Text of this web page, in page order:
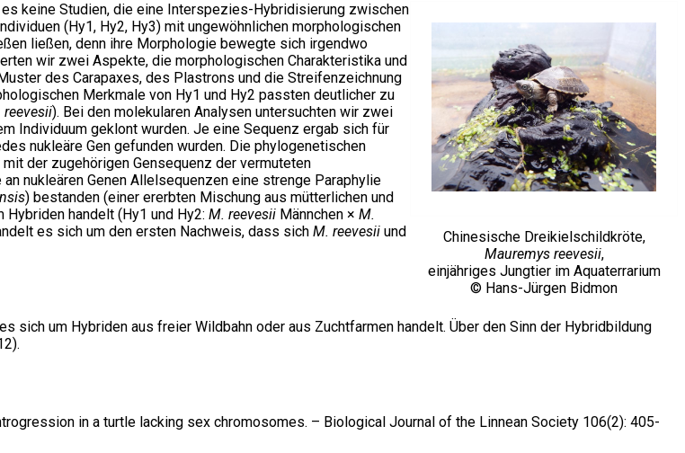
Chinesische Dreikielschildkröte,
Mauremys reevesii,
einjähriges Jungtier im Aquaterrarium
© Hans-Jürgen Bidmon
keine Studien, die eine Interspezies-Hybridisierung zwischen
(Hy1, Hy2, Hy3) mit ungewöhnlichen morphologischen
ließen, denn ihre Morphologie bewegte sich irgendwo
wir zwei Aspekte, die morphologischen Charakteristika und
des Carapaxes, des Plastrons und die Streifenzeichnung
Merkmale von Hy1 und Hy2 passten deutlicher zu
reevesii). Bei den molekularen Analysen untersuchten wir zwei
Individuum geklont wurden. Je eine Sequenz ergab sich für
nukleäre Gen gefunden wurden. Die phylogenetischen
der zugehörigen Gensequenz der vermuteten
nukleären Genen Allelsequenzen eine strenge Paraphylie
) bestanden (einer ererbten Mischung aus mütterlichen und
handelt (Hy1 und Hy2: M. reevesii Männchen × M.
es sich um den ersten Nachweis, dass sich M. reevesii und
um Hybriden aus freier Wildbahn oder aus Zuchtfarmen handelt. Über den Sinn der Hybridbildung
in a turtle lacking sex chromosomes. – Biological Journal of the Linnean Society 106(2): 405-